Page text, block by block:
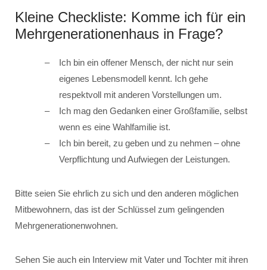
Kleine Checkliste: Komme ich für ein
Mehrgenerationenhaus in Frage?
Ich bin ein offener Mensch, der nicht nur sein
eigenes Lebensmodell kennt. Ich gehe
respektvoll mit anderen Vorstellungen um.
Ich mag den Gedanken einer Großfamilie, selbst
wenn es eine Wahlfamilie ist.
Ich bin bereit, zu geben und zu nehmen – ohne
Verpflichtung und Aufwiegen der Leistungen.
Bitte seien Sie ehrlich zu sich und den anderen möglichen
Mitbewohnern, das ist der Schlüssel zum gelingenden
Mehrgenerationenwohnen.
Sehen Sie auch ein Interview mit Vater und Tochter mit ihren